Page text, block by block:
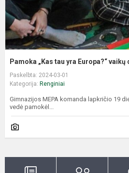
Pamoka „Kas tau yra Europa?“ vaikų
Paskelbta: 2024-03-01
Kategorija: Renginiai
Gimnazijos MEPA komanda lapkričio 19
vedė pamokėl...